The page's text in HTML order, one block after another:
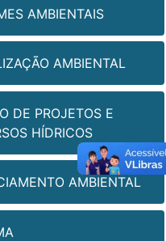
AMBIENTAIS
AMBIENTAL
DE PROJETOS E
HÍDRICOS
AMBIENTAL